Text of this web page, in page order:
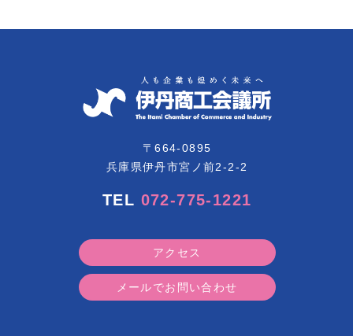
〒664-0895
兵庫県伊丹市宮ノ前2-2-2
TEL 072-775-1221
アクセス
メールでお問い合わせ